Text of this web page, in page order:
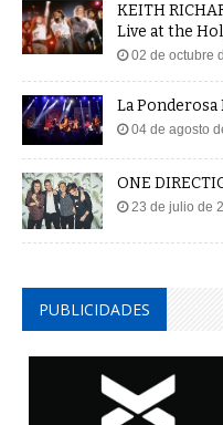
KEITH
Live at the
02 de octubre
La Ponderosa
04 de agosto
ONE
23 de julio de
PUBLICIDADES